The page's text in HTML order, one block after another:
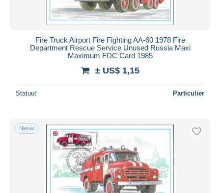
Fire Truck Airport Fire Fighting AA-60 1978 Fire
Department Rescue Service Unused Russia Maxi
Maximum FDC Card 1985
± US$ 1,15
Statuut Particulier
Nieuw